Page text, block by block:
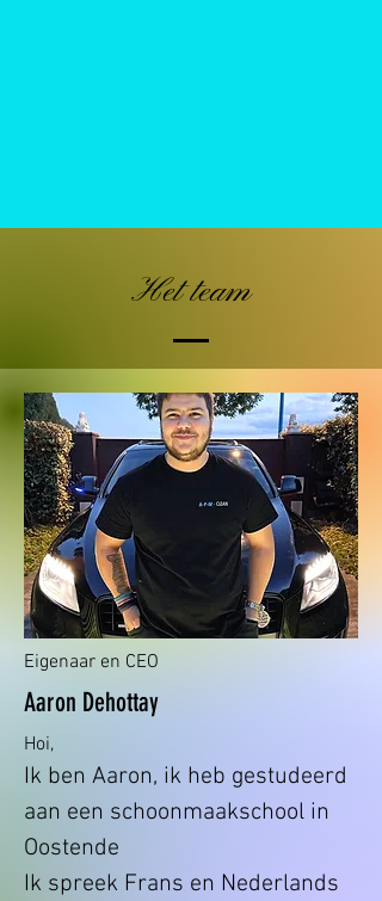
Het team
Eigenaar en CEO
Aaron Dehottay
Hoi,
Ik ben Aaron, ik heb gestudeerd
aan een schoonmaakschool in
Oostende
Ik spreek Frans en Nederlands